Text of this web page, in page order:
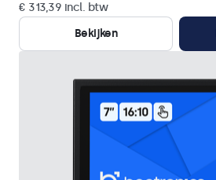
€ 313,39 incl. btw
Bekijken